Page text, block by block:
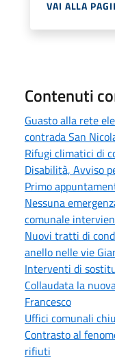
VAI ALLA
Contenuti
Guasto alla rete
contrada San
Rifugi climatici di
Disabilità, Avviso
Primo
Nessuna
comunale
Nuovi tratti di
anello nelle vie
Interventi di
Collaudata la
Francesco
Uffici comunali
Contrasto al
rifiuti